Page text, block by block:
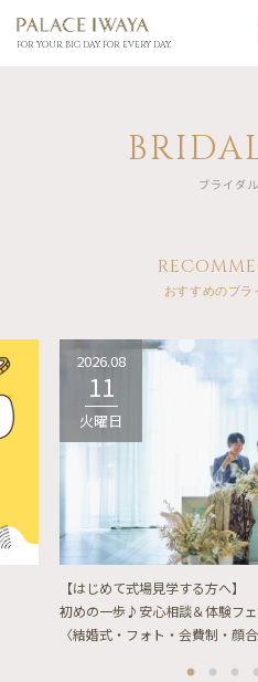
FOR YOUR BIG DAY. FOR EVERY DAY.
ブライダ
おすすめのブラ
2026.08
11
火曜日
【はじめて式場見学する方へ】
初めの一歩♪安心相談＆体験フ
〈結婚式・フォト・会費制・顔合